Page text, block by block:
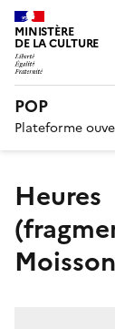
MINISTÈRE
DE LA CULTURE
POP
Plateforme
Heures
Moisson